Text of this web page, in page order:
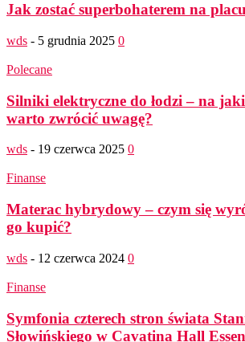
Jak zostać superbohaterem na
wds - 5 grudnia 2025 0
Polecane
Silniki elektryczne do łodzi – na
warto zwrócić uwagę?
wds - 19 czerwca 2025 0
Finanse
Materac hybrydowy – czym się
go kupić?
wds - 12 czerwca 2024 0
Finanse
Symfonia czterech stron świata
Słowińskiego w Cavatina Hall